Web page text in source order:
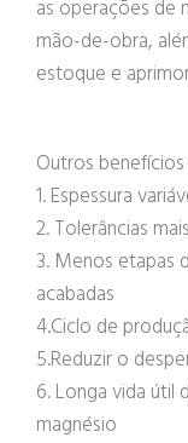
as operações de
mão-de-obra,
estoque e
Outros
1. Espessura
2. Tolerâncias
3. Menos etapas
acabadas
4.Ciclo de
5.Reduzir o
6. Longa vida útil
magnésio